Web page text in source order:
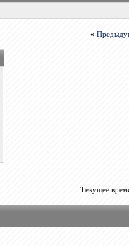
«
Текущее